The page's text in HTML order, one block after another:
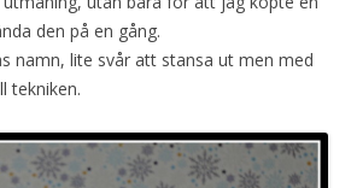
den på en gång.
namn, lite svår att stansa ut men med
tekniken.